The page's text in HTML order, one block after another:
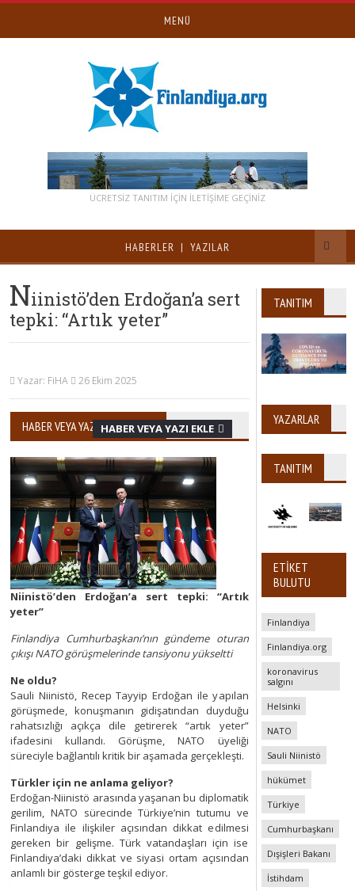
MENÜ
ÜCRETSİZ TANITIM IÇIN ILETIŞIME GEÇINIZ
HABERLER | YAZILAR
Niinistö’den Erdoğan’a sert
tepki: “Artık yeter”
Yazar: FiHA 26 Ekim 2025
HABER VEYA YAZI AYRINTILARIHABER VEYA YAZI EKLE
Niinistö’den Erdoğan’a sert tepki: “Artık
yeter”
Finlandiya Cumhurbaşkanı’nın gündeme oturan
çıkışı NATO görüşmelerinde tansiyonu yükseltti
Ne oldu?
Sauli Niinistö, Recep Tayyip Erdoğan ile yapılan
görüşmede, konuşmanın gidişatından duyduğu
rahatsızlığı açıkça dile getirerek “artık yeter”
ifadesini kullandı. Görüşme, NATO üyeliği
süreciyle bağlantılı kritik bir aşamada gerçekleşti.
Türkler için ne anlama geliyor?
Erdoğan-Niinistö arasında yaşanan bu diplomatik
gerilim, NATO sürecinde Türkiye’nin tutumu ve
Finlandiya ile ilişkiler açısından dikkat edilmesi
gereken bir gelişme. Türk vatandaşları için ise
Finlandiya’daki dikkat ve siyasi ortam açısından
anlamlı bir gösterge teşkil ediyor.
TANITIM
YAZARLAR
TANITIM
ETIKET
BULUTU
Finlandiya
Finlandiya.org
koronavirus
salgını
Helsinki
NATO
Sauli Niinistö
hükümet
Türkiye
Cumhurbaşkanı
Dışişleri Bakanı
İstihdam